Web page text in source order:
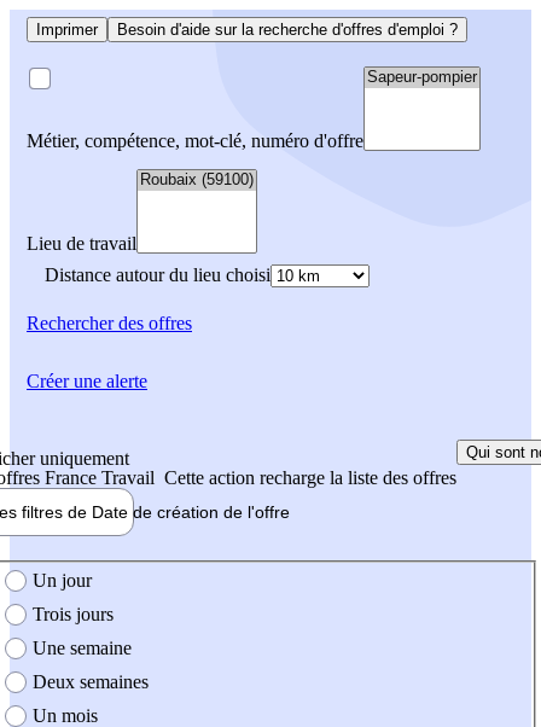
Imprimer Besoin d'aide sur la recherche d'offres d'emploi ?
Métier, compétence, mot-clé, numéro d'offre
Lieu de travail
Distance autour du lieu choisi
Rechercherdes offres
uniquement
France Travail Cette action recharge la liste des offres
Qui sont
filtres de Date de création de l'offre
création de l'offre
Un jour
Trois jours
Une semaine
Deux semaines
Un mois
Créer une alerte